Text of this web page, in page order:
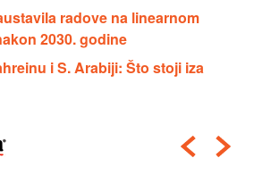
radove na linearnom
2030. godine
i S. Arabiji: Što stoji iza